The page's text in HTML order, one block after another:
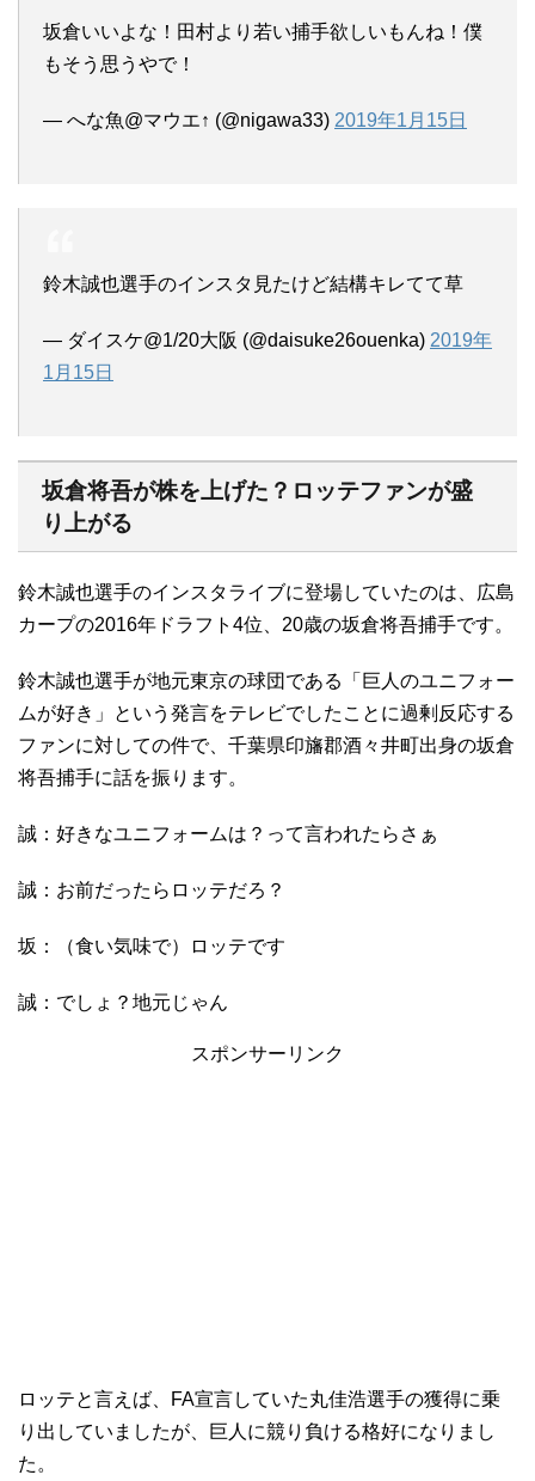
坂倉いいよな！田村より若い捕手欲しいもんね！僕
もそう思うやで！
— へな魚@マウエ↑ (@nigawa33) 2019年1月15日
鈴木誠也選手のインスタ見たけど結構キレてて草
— ダイスケ@1/20大阪 (@daisuke26ouenka) 2019年
1月15日
坂倉将吾が株を上げた？ロッテファンが盛
り上がる
鈴木誠也選手のインスタライブに登場していたのは、広島
カープの2016年ドラフト4位、20歳の坂倉将吾捕手です。
鈴木誠也選手が地元東京の球団である「巨人のユニフォー
ムが好き」という発言をテレビでしたことに過剰反応する
ファンに対しての件で、千葉県印旛郡酒々井町出身の坂倉
将吾捕手に話を振ります。
誠：好きなユニフォームは？って言われたらさぁ
誠：お前だったらロッテだろ？
坂：（食い気味で）ロッテです
誠：でしょ？地元じゃん
スポンサーリンク
ロッテと言えば、FA宣言していた丸佳浩選手の獲得に乗
り出していましたが、巨人に競り負ける格好になりまし
た。